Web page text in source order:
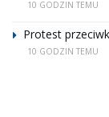
10 GODZIN TEMU
Protest
10 GODZIN TEMU